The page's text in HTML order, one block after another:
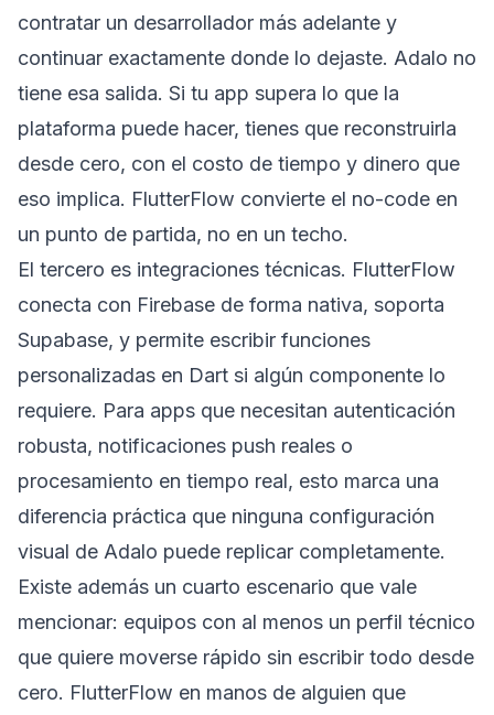
contratar un desarrollador más adelante y
continuar exactamente donde lo dejaste. Adalo no
tiene esa salida. Si tu app supera lo que la
plataforma puede hacer, tienes que reconstruirla
desde cero, con el costo de tiempo y dinero que
eso implica. FlutterFlow convierte el no-code en
un punto de partida, no en un techo.
El tercero es integraciones técnicas. FlutterFlow
conecta con Firebase de forma nativa, soporta
Supabase, y permite escribir funciones
personalizadas en Dart si algún componente lo
requiere. Para apps que necesitan autenticación
robusta, notificaciones push reales o
procesamiento en tiempo real, esto marca una
diferencia práctica que ninguna configuración
visual de Adalo puede replicar completamente.
Existe además un cuarto escenario que vale
mencionar: equipos con al menos un perfil técnico
que quiere moverse rápido sin escribir todo desde
cero. FlutterFlow en manos de alguien que